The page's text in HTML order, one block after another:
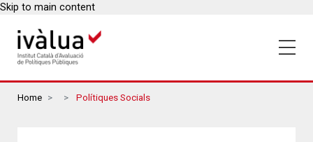
Skip to main content
Breadcrumbs
Home Polítiques Socials